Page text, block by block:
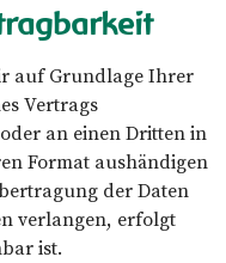
auf Grundlage Ihrer
Vertrags
an einen Dritten in
Format aushändigen
der Daten
verlangen, erfolgt
ist.